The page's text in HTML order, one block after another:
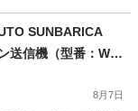
SUNBARICA
送信機（型番：WT-
8月7日